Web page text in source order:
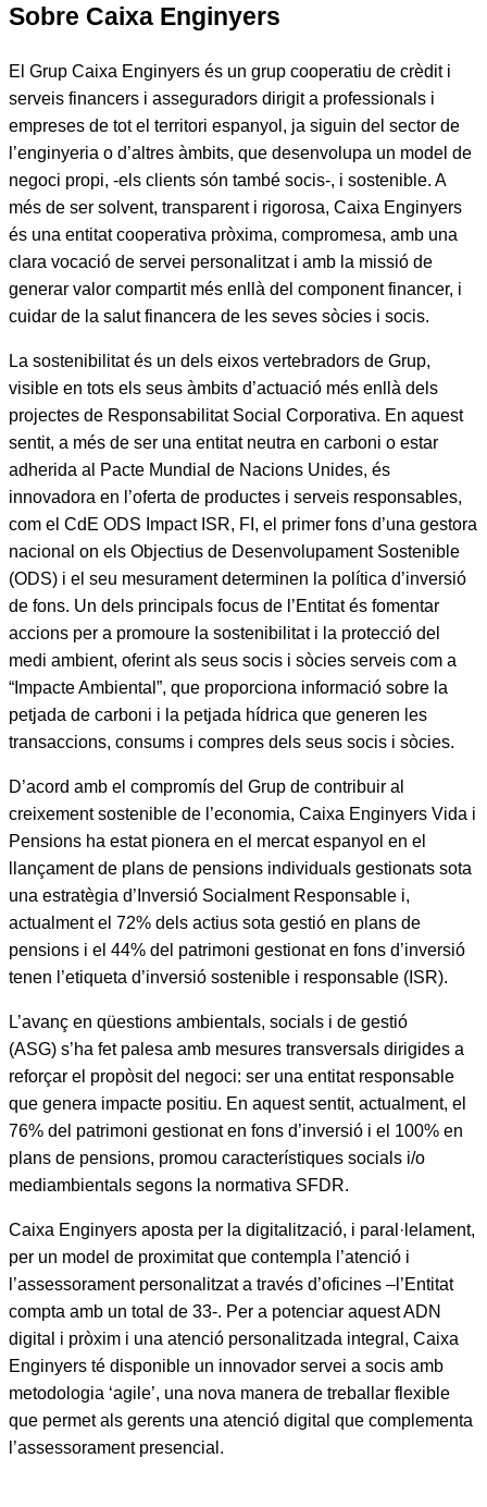
Sobre Caixa Enginyers
El Grup Caixa Enginyers és un grup cooperatiu de crèdit i
serveis financers i asseguradors dirigit a professionals i
empreses de tot el territori espanyol, ja siguin del sector de
l’enginyeria o d’altres àmbits, que desenvolupa un model de
negoci propi, -els clients són també socis-, i sostenible. A
més de ser solvent, transparent i rigorosa, Caixa Enginyers
és una entitat cooperativa pròxima, compromesa, amb una
clara vocació de servei personalitzat i amb la missió de
generar valor compartit més enllà del component financer, i
cuidar de la salut financera de les seves sòcies i socis.
La sostenibilitat és un dels eixos vertebradors de Grup,
visible en tots els seus àmbits d’actuació més enllà dels
projectes de Responsabilitat Social Corporativa. En aquest
sentit, a més de ser una entitat neutra en carboni o estar
adherida al Pacte Mundial de Nacions Unides, és
innovadora en l’oferta de productes i serveis responsables,
com el CdE ODS Impact ISR, FI, el primer fons d’una gestora
nacional on els Objectius de Desenvolupament Sostenible
(ODS) i el seu mesurament determinen la política d’inversió
de fons. Un dels principals focus de l’Entitat és fomentar
accions per a promoure la sostenibilitat i la protecció del
medi ambient, oferint als seus socis i sòcies serveis com a
“Impacte Ambiental”, que proporciona informació sobre la
petjada de carboni i la petjada hídrica que generen les
transaccions, consums i compres dels seus socis i sòcies.
D’acord amb el compromís del Grup de contribuir al
creixement sostenible de l’economia, Caixa Enginyers Vida i
Pensions ha estat pionera en el mercat espanyol en el
llançament de plans de pensions individuals gestionats sota
una estratègia d’Inversió Socialment Responsable i,
actualment el 72% dels actius sota gestió en plans de
pensions i el 44% del patrimoni gestionat en fons d’inversió
tenen l’etiqueta d’inversió sostenible i responsable (ISR).
L’avanç en qüestions ambientals, socials i de gestió
(ASG) s’ha fet palesa amb mesures transversals dirigides a
reforçar el propòsit del negoci: ser una entitat responsable
que genera impacte positiu. En aquest sentit, actualment, el
76% del patrimoni gestionat en fons d’inversió i el 100% en
plans de pensions, promou característiques socials i/o
mediambientals segons la normativa SFDR.
Caixa Enginyers aposta per la digitalització, i paral·lelament,
per un model de proximitat que contempla l’atenció i
l’assessorament personalitzat a través d’oficines –l’Entitat
compta amb un total de 33-. Per a potenciar aquest ADN
digital i pròxim i una atenció personalitzada integral, Caixa
Enginyers té disponible un innovador servei a socis amb
metodologia ‘agile’, una nova manera de treballar flexible
que permet als gerents una atenció digital que complementa
l’assessorament presencial.